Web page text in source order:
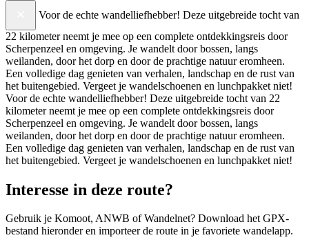
Voor de echte wandelliefhebber! Deze uitgebreide tocht van
22 kilometer neemt je mee op een complete ontdekkingsreis door
Scherpenzeel en omgeving. Je wandelt door bossen, langs
weilanden, door het dorp en door de prachtige natuur eromheen.
Een volledige dag genieten van verhalen, landschap en de rust van
het buitengebied. Vergeet je wandelschoenen en lunchpakket niet!
+
−
Voor de echte wandelliefhebber! Deze uitgebreide tocht van 22
kilometer neemt je mee op een complete ontdekkingsreis door
Scherpenzeel en omgeving. Je wandelt door bossen, langs
weilanden, door het dorp en door de prachtige natuur eromheen.
Een volledige dag genieten van verhalen, landschap en de rust van
het buitengebied. Vergeet je wandelschoenen en lunchpakket niet!
Interesse in deze route?
Gebruik je Komoot, ANWB of Wandelnet? Download het GPX-
bestand hieronder en importeer de route in je favoriete wandelapp.